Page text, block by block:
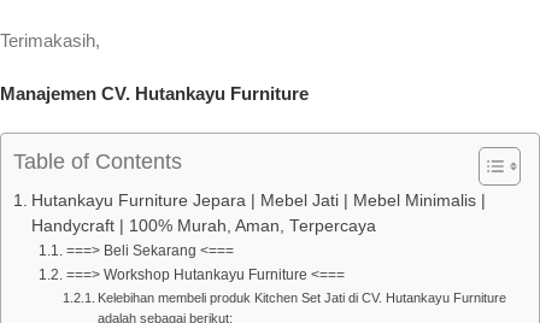
Terimakasih,
Manajemen CV. Hutankayu Furniture
Table of Contents
Hutankayu Furniture Jepara | Mebel Jati | Mebel Minimalis |
Handycraft | 100% Murah, Aman, Terpercaya
===> Beli Sekarang <===
===> Workshop Hutankayu Furniture <===
Kelebihan membeli produk Kitchen Set Jati di CV. Hutankayu Furniture
adalah sebagai berikut: